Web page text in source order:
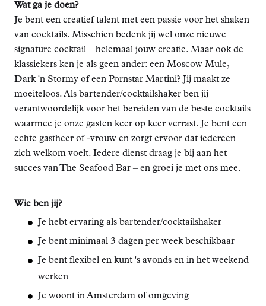
Wat ga je doen?
Je bent een creatief talent met een passie voor het shaken
van cocktails. Misschien bedenk jij wel onze nieuwe
signature cocktail – helemaal jouw creatie. Maar ook de
klassiekers ken je als geen ander: een Moscow Mule,
Dark 'n Stormy of een Pornstar Martini? Jij maakt ze
moeiteloos. Als bartender/cocktailshaker ben jij
verantwoordelijk voor het bereiden van de beste cocktails
waarmee je onze gasten keer op keer verrast. Je bent een
echte gastheer of -vrouw en zorgt ervoor dat iedereen
zich welkom voelt. Iedere dienst draag je bij aan het
succes van The Seafood Bar – en groei je met ons mee.
Wie ben jij?
Je hebt ervaring als bartender/cocktailshaker
Je bent minimaal 3 dagen per week beschikbaar
Je bent flexibel en kunt 's avonds en in het weekend
werken
Je woont in Amsterdam of omgeving